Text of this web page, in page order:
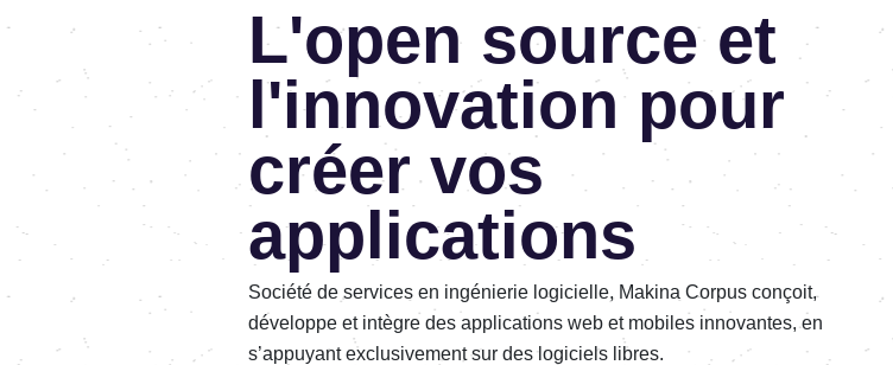
L'open source et
l'innovation pour
créer vos
applications
Société de services en ingénierie logicielle, Makina Corpus conçoit,
développe et intègre des applications web et mobiles innovantes, en
s’appuyant exclusivement sur des logiciels libres.